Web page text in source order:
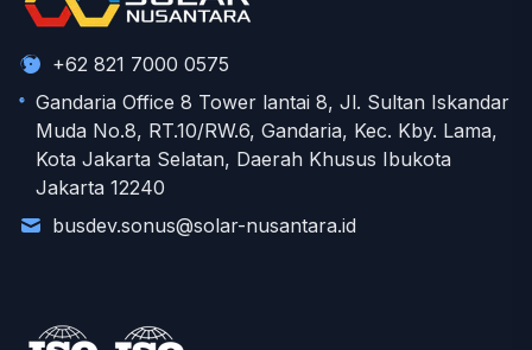
+62 821 7000 0575
Gandaria Office 8 Tower lantai 8, Jl. Sultan Iskandar
Muda No.8, RT.10/RW.6, Gandaria, Kec. Kby. Lama,
Kota Jakarta Selatan, Daerah Khusus Ibukota
Jakarta 12240
busdev.sonus@solar-nusantara.id